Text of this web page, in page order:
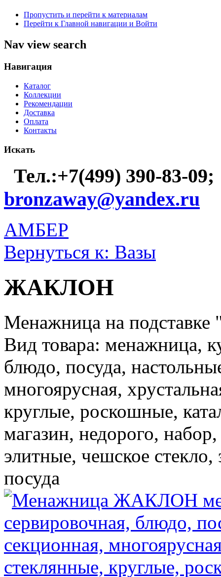
Пропустить и перейти к материалам
Перейти к Главной навигации и Войти
Nav view search
Навигация
Каталог
Коллекции
Рекомендации
Доставка
Оплата
Контакты
Искать
Тел.:+7(499) 390-83-09;
bronzaway@yandex.ru
АМБЕР
Вернуться к: Вазы
ЖАКЛОН
Менажница на
Вид товара: менажница,
блюдо, посуда,
многоярусная,
круглые, роскошные,
магазин, недорого,
элитные, чешское
посуда